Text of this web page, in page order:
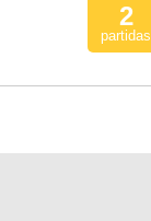
2
partidas